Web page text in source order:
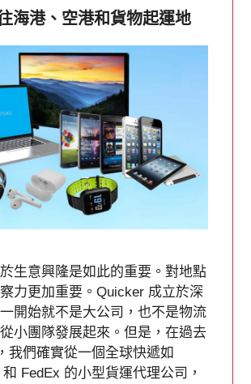
海港、空港和貨物起運地
生意興隆是如此的重要。對地點
力更加重要。Quicker 成立於深
開始就不是大公司，也不是物流
小團隊發展起來。但是，在過去
我們確實從一個全球快遞如
FedEx 的小型貨運代理公司，